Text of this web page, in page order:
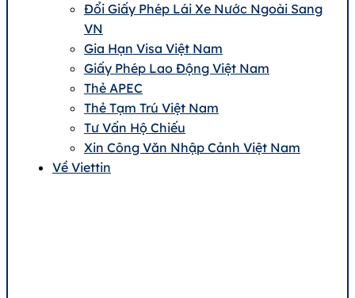
Đổi Giấy Phép Lái Xe Nước Ngoài Sang
VN
Gia Hạn Visa Việt Nam
Giấy Phép Lao Động Việt Nam
Thẻ APEC
Thẻ Tạm Trú Việt Nam
Tư Vấn Hộ Chiếu
Xin Công Văn Nhập Cảnh Việt Nam
Về Viettin